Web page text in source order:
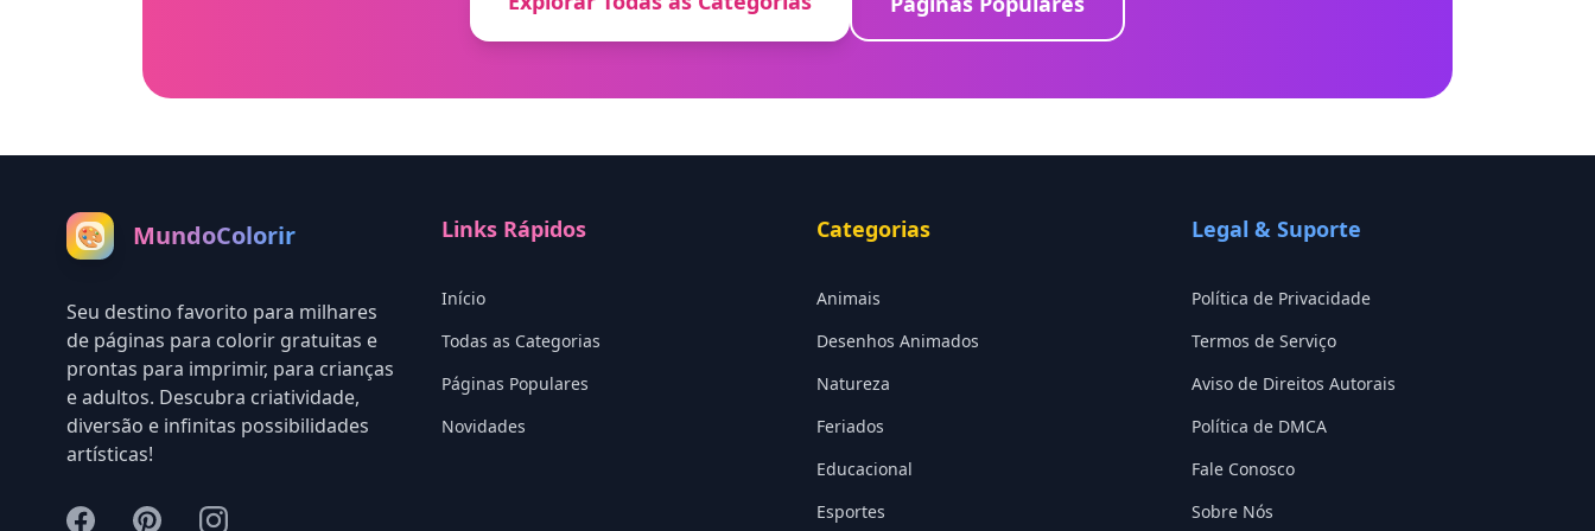
🎨 MundoColorir
Seu destino favorito para milhares
de páginas para colorir gratuitas e
prontas para imprimir, para crianças
e adultos. Descubra criatividade,
diversão e infinitas possibilidades
artísticas!
Links Rápidos
Início
Todas as Categorias
Páginas Populares
Novidades
Categorias
Animais
Desenhos Animados
Natureza
Feriados
Educacional
Esportes
Legal & Suporte
Política de Privacidade
Termos de Serviço
Aviso de Direitos Autorais
Política de DMCA
Fale Conosco
Sobre Nós